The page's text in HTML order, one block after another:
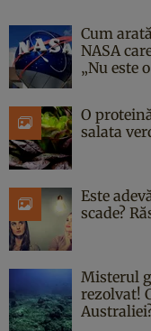
Cum
NASA
„Nu este
O
salata
Este
scade?
Misterul
rezolvat!